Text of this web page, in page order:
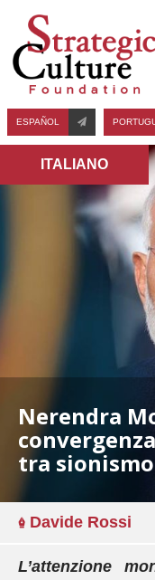
ESPAÑOL
ITALIANO
Nerendra
tra
Davide Rossi
L’attenzione